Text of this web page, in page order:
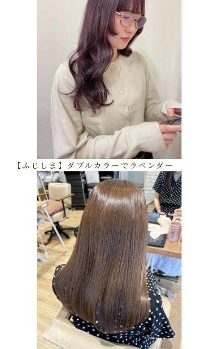
【ふじしま】ダブルカラーでラベンダー